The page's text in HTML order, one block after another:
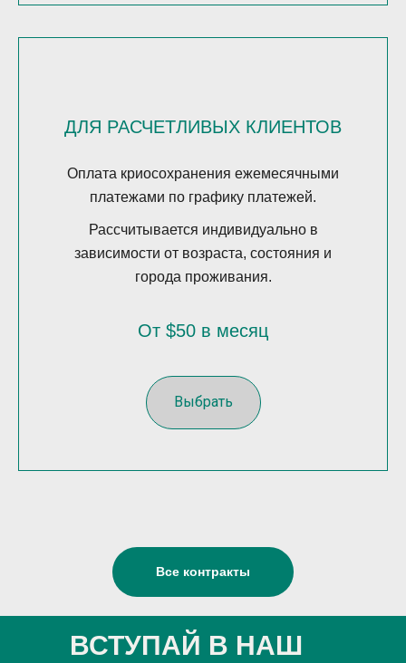
ДЛЯ РАСЧЕТЛИВЫХ КЛИЕНТОВ
Оплата криосохранения ежемесячными
платежами по графику платежей.
Рассчитывается индивидуально в
зависимости от возраста, состояния и
города проживания.
От $50 в месяц
Выбрать
Все контракты
ВСТУПАЙ В НАШ